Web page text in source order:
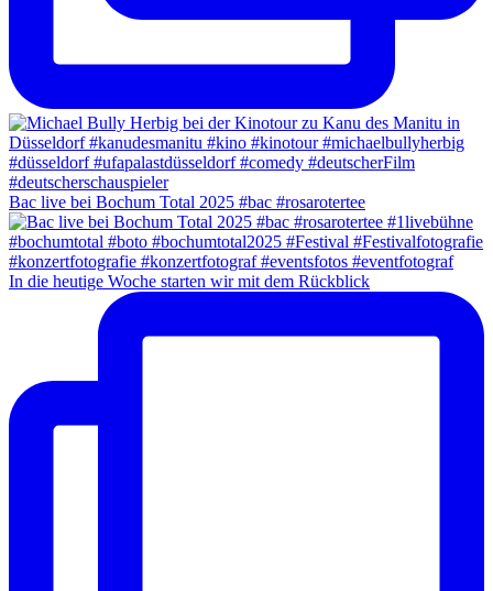
Bac live bei Bochum Total 2025 #bac #rosarotertee
In die heutige Woche starten wir mit dem Rückblick